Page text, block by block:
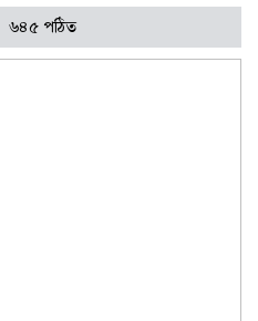
৬৪৫ পঠিত